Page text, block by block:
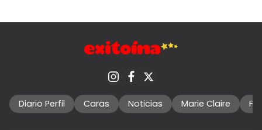
Diario Perfil Caras Noticias Marie Claire